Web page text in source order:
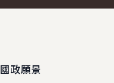
國政願景